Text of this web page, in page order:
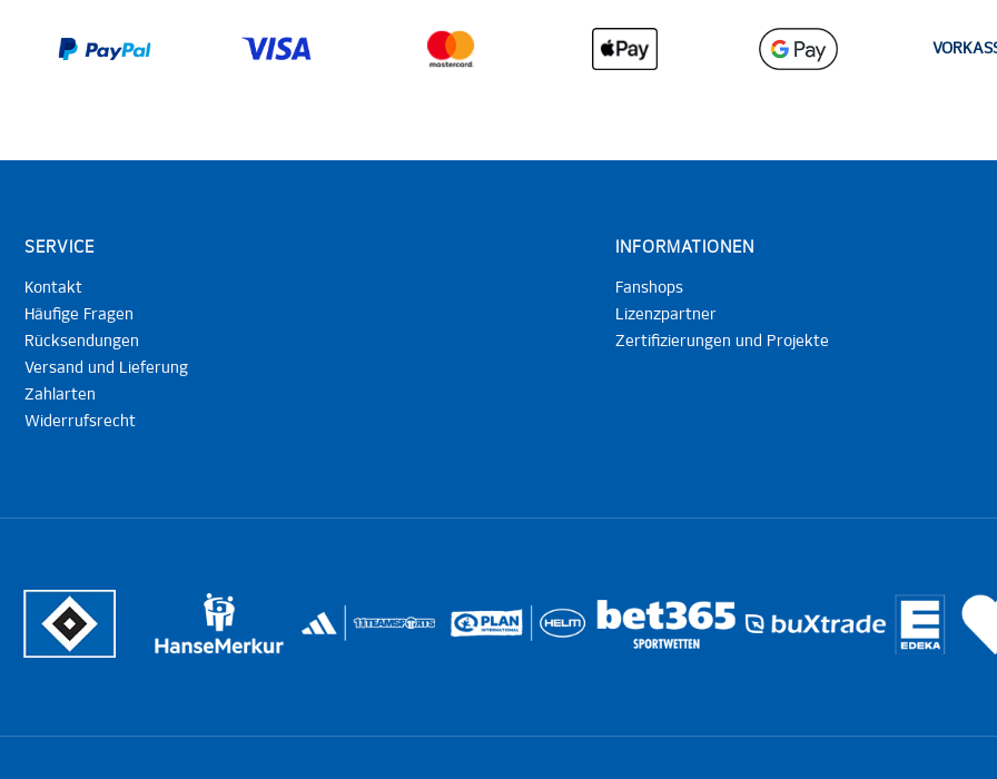
SERVICE
Kontakt
Häufige Fragen
Rücksendungen
Versand und Lieferung
Zahlarten
Widerrufsrecht
INFORMATIONEN
Fanshops
Lizenzpartner
Zertifizierungen und Projekte